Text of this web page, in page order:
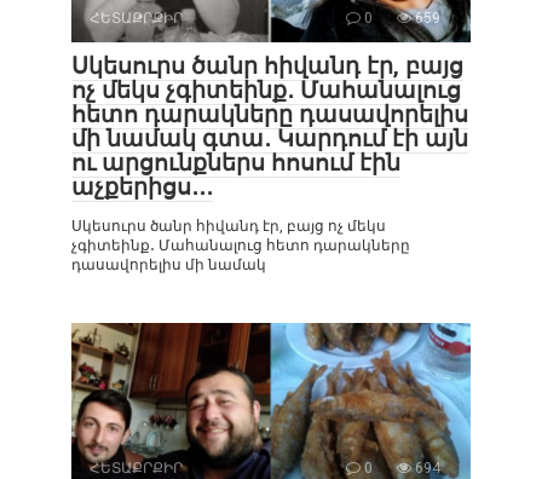
ՀԵՏԱՔՐՔԻՐ 0 659
Սկեսուրս ծանր հիվանդ էր, բայց
ոչ մեկս չգիտեինք․ Մահանալուց
հետո դարակները դասավորելիս
մի նամակ գտա․ Կարդում էի այն
ու արցունքներս հոսում էին
աչքերիցս․․․
Սկեսուրս ծանր հիվանդ էր, բայց ոչ մեկս
չգիտեինք․ Մահանալուց հետո դարակները
դասավորելիս մի նամակ
ՀԵՏԱՔՐՔԻՐ 0 694